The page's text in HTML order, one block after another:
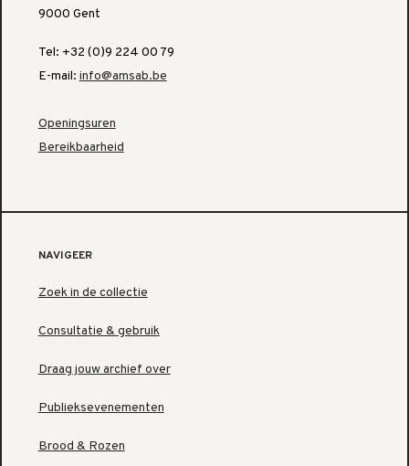
9000 Gent
Tel: +32 (0)9 224 00 79
E-mail: info@amsab.be
Openingsuren
Bereikbaarheid
NAVIGEER
Zoek in de collectie
Consultatie & gebruik
Draag jouw archief over
Publieksevenementen
Brood & Rozen